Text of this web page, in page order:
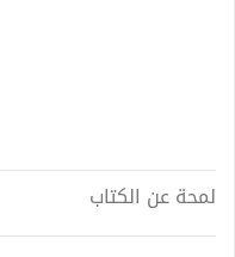
لمحة عن الكتاب